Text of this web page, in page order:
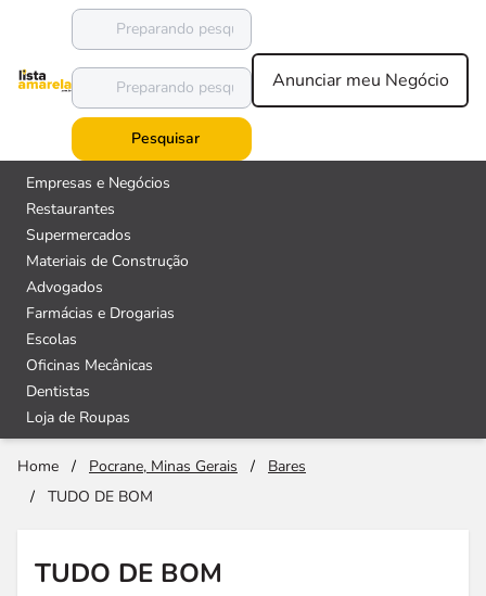
Pesquisar
Anunciar meu Negócio
Empresas e Negócios
Restaurantes
Supermercados
Materiais de Construção
Advogados
Farmácias e Drogarias
Escolas
Oficinas Mecânicas
Dentistas
Loja de Roupas
Home / Pocrane, Minas Gerais /
Bares
/
TUDO DE BOM
TUDO DE BOM